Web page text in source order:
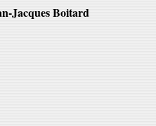
Jacques Boitard